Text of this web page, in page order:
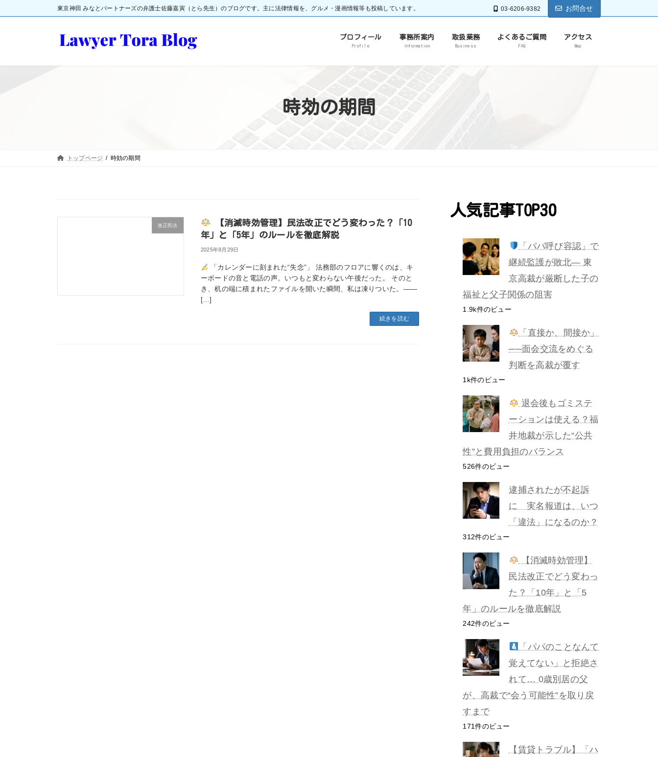
東京神田 みなとパートナーズの弁護士佐藤嘉寅（とら先生）のブログです。主に法律情報を、グルメ・漫画情報等も投稿しています。 03-6206-9382 お問合せ
プロフィール
Profile
事務所案内
Information
取扱業務
Business
よくあるご質問
FAQ
アクセス
Map
時効の期間
トップページ 時効の期間
改正民法
【消滅時効管理】民法改正でどう変わった？「10
年」と「5年」のルールを徹底解説
2025年8月29日
「カレンダーに刻まれた“失念”」 法務部のフロアに響くのは、キ
ーボードの音と電話の声。いつもと変わらない午後だった。 そのと
き、机の端に積まれたファイルを開いた瞬間、私は凍りついた。――
[…]
続きを読む
人気記事TOP30
「パパ呼び容認」で
継続監護が敗北— 東
京高裁が厳断した子の
福祉と父子関係の阻害
1.9k件のビュー
「直接か、間接か」
──面会交流をめぐる
判断を高裁が覆す
1k件のビュー
退会後もゴミステ
ーションは使える？福
井地裁が示した“公共
性”と費用負担のバランス
526件のビュー
逮捕されたが不起訴
に 実名報道は、いつ
「違法」になるのか？
312件のビュー
【消滅時効管理】
民法改正でどう変わっ
た？「10年」と「5
年」のルールを徹底解説
242件のビュー
「パパのことなんて
覚えてない」と拒絶さ
れて… 0歳別居の父
が、高裁で“会う可能性”を取り戻
すまで
171件のビュー
【賃貸トラブル】「ハ